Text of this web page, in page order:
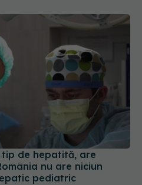
tip de hepatită, are
nu are niciun
pediatric